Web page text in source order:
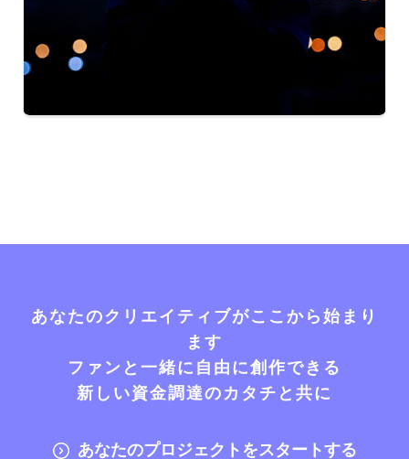
あなたのクリエイティブがここから始まり
ます
ファンと一緒に自由に創作できる
新しい資金調達のカタチと共に
あなたのプロジェクトをスタートする